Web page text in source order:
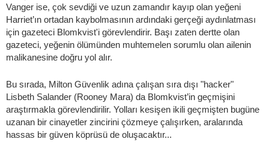
Vanger ise, çok sevdiği ve uzun zamandır kayıp olan yeğeni
Harriet’ın ortadan kaybolmasının ardındaki gerçeği aydınlatması
için gazeteci Blomkvist'i görevlendirir. Başı zaten dertte olan
gazeteci, yeğenin ölümünden muhtemelen sorumlu olan ailenin
malikanesine doğru yol alır.
Bu sırada, Milton Güvenlik adına çalışan sıra dışı "hacker"
Lisbeth Salander (Rooney Mara) da Blomkvist’in geçmişini
araştırmakla görevlendirilir. Yolları kesişen ikili geçmişten bugüne
uzanan bir cinayetler zincirini çözmeye çalışırken, aralarında
hassas bir güven köprüsü de oluşacaktır...